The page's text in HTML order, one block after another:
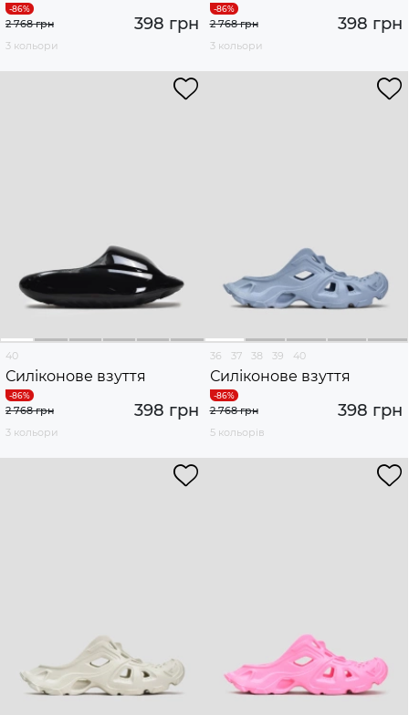
398 грн
2 768 грн
3 кольори
398 грн
2 768 грн
3 кольори
40
Силіконове взуття
398 грн
2 768 грн
3 кольори
36 37 38 39 40
Силіконове взуття
398 грн
2 768 грн
5 кольорів